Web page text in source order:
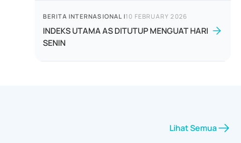
BERITA INTERNASIONAL |10 FEBRUARY 2026
INDEKS UTAMA AS DITUTUP MENGUAT HARI
SENIN
Lihat Semua